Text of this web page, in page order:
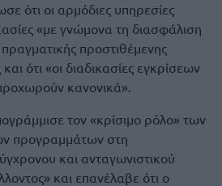
ότι οι αρμόδιες υπηρεσίες
«με γνώμονα τη διασφάλιση
πραγματικής προστιθέμενης
ότι «οι διαδικασίες εγκρίσεων
κανονικά».
τον «κρίσιμο ρόλο» των
προγραμμάτων στη
και ανταγωνιστικού
και επανέλαβε ότι ο